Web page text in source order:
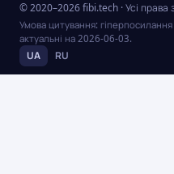
© 2020–2026 fibi.tech · Усі права
Умова цитування:
актуальні на 2026-06-03.
UA RU